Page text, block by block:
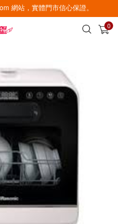
網站，實體門市信心保證。
0
查看